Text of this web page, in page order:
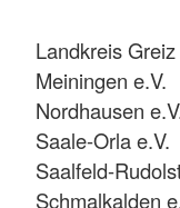
Landkreis Greiz
Meiningen e.V.
Nordhausen
Saale-Orla e.V.
Saalfeld-
Schmalkalden